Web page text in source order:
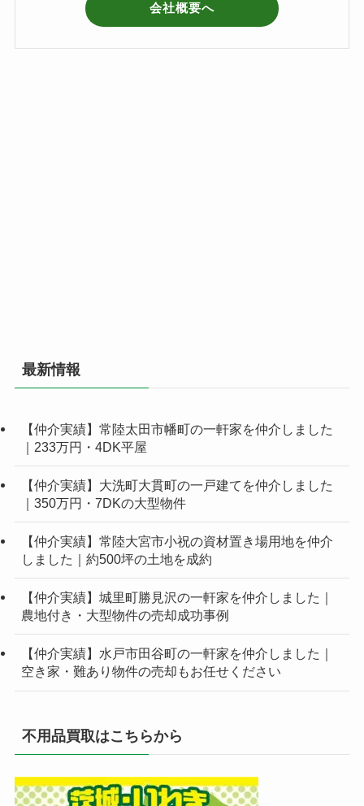
会社概要へ
最新情報
【仲介実績】常陸太田市幡町の一軒家を仲介しました
｜233万円・4DK平屋
【仲介実績】大洗町大貫町の一戸建てを仲介しました
｜350万円・7DKの大型物件
【仲介実績】常陸大宮市小祝の資材置き場用地を仲介
しました｜約500坪の土地を成約
【仲介実績】城里町勝見沢の一軒家を仲介しました｜
農地付き・大型物件の売却成功事例
【仲介実績】水戸市田谷町の一軒家を仲介しました｜
空き家・難あり物件の売却もお任せください
不用品買取はこちらから